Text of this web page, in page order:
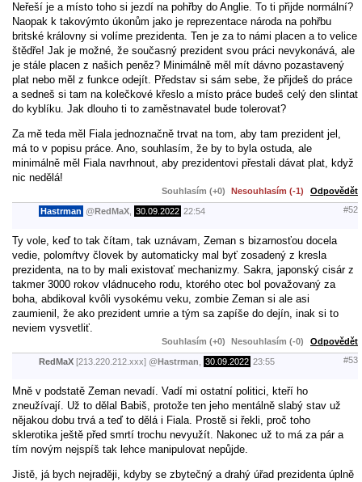
Neřeší je a místo toho si jezdí na pohřby do Anglie. To ti přijde normální?
Naopak k takovýmto úkonům jako je reprezentace národa na pohřbu
britské královny si volíme prezidenta. Ten je za to námi placen a to velice
štědře! Jak je možné, že současný prezident svou práci nevykonává, ale
je stále placen z našich peněz? Minimálně měl mít dávno pozastavený
plat nebo měl z funkce odejít. Představ si sám sebe, že přijdeš do práce
a sedneš si tam na kolečkové křeslo a místo práce budeš celý den slintat
do kyblíku. Jak dlouho ti to zaměstnavatel bude tolerovat?
Za mě teda měl Fiala jednoznačně trvat na tom, aby tam prezident jel,
má to v popisu práce. Ano, souhlasím, že by to byla ostuda, ale
minimálně měl Fiala navrhnout, aby prezidentovi přestali dávat plat, když
nic nedělá!
Souhlasím (+0) Nesouhlasím (-1) Odpovědět
Hastrman @RedMaX 30.09.2022 22:54 #52
Ty vole, keď to tak čítam, tak uznávam, Zeman s bizarnosťou docela
vedie, polomŕtvy človek by automaticky mal byť zosadený z kresla
prezidenta, na to by mali existovať mechanizmy. Sakra, japonský cisár z
takmer 3000 rokov vládnuceho rodu, ktorého otec bol považovaný za
boha, abdikoval kvôli vysokému veku, zombie Zeman si ale asi
zaumienil, že ako prezident umrie a tým sa zapíše do dejín, inak si to
neviem vysvetliť.
Souhlasím (+0) Nesouhlasím (-0) Odpovědět
RedMaX [213.220.212.xxx] @Hastrman 30.09.2022 23:55 #53
Mně v podstatě Zeman nevadí. Vadí mi ostatní politici, kteří ho
zneužívají. Už to dělal Babiš, protože ten jeho mentálně slabý stav už
nějakou dobu trvá a teď to dělá i Fiala. Prostě si řekli, proč toho
sklerotika ještě před smrtí trochu nevyužít. Nakonec už to má za pár a
tím novým nejspíš tak lehce manipulovat nepůjde.
Jistě, já bych nejraději, kdyby se zbytečný a drahý úřad prezidenta úplně